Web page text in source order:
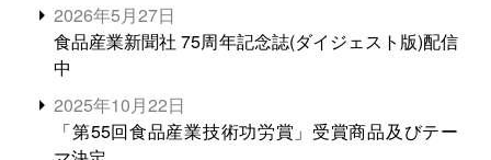
2026年5月27日
食品産業新聞社 75周年記念誌(ダイジェスト版)配信
中
2025年10月22日
「第55回食品産業技術功労賞」受賞商品及びテー